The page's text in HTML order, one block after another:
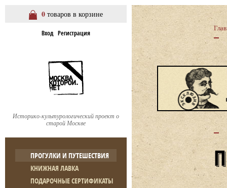
0 товаров в корзине
Вход Регистрация
Историко-культурологический проект о
старой Москве
ПРОГУЛКИ И ПУТЕШЕСТВИЯ
КНИЖНАЯ ЛАВКА
ПОДАРОЧНЫЕ СЕРТИФИКАТЫ